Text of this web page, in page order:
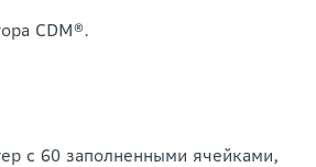
CDM®.
с 60 заполненными ячейками,